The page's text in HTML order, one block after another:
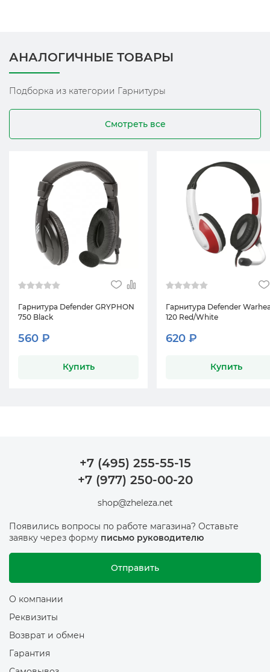
АНАЛОГИЧНЫЕ ТОВАРЫ
Подборка из категории Гарнитуры
Смотреть все
Гарнитура Defender GRYPHON
750 Black
560 ₽
Купить
Гарнитура Defender
120 Red/White
620 ₽
Купить
+7 (495) 255-55-15
+7 (977) 250-00-20
shop@zheleza.net
Появились вопросы по работе магазина? Оставьте
заявку через форму письмо руководителю
Отправить
О компании
Реквизиты
Возврат и обмен
Гарантия